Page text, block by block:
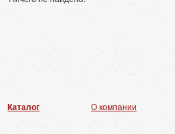
Каталог О компании